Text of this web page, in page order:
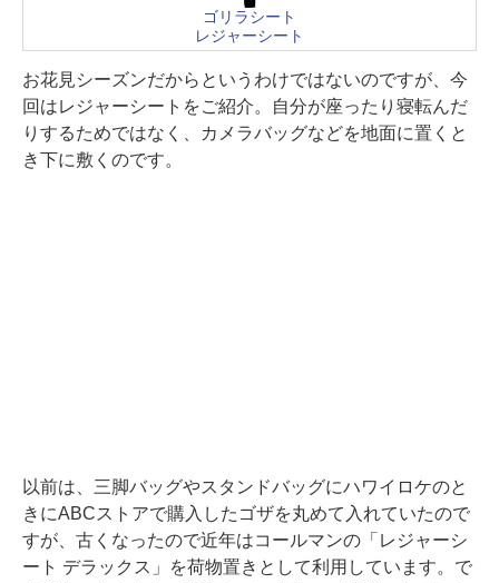
ゴリラシート
レジャーシート
お花見シーズンだからというわけではないのですが、今
回はレジャーシートをご紹介。自分が座ったり寝転んだ
りするためではなく、カメラバッグなどを地面に置くと
き下に敷くのです。
以前は、三脚バッグやスタンドバッグにハワイロケのと
きにABCストアで購入したゴザを丸めて入れていたので
すが、古くなったので近年はコールマンの「レジャーシ
ート デラックス」を荷物置きとして利用しています。で